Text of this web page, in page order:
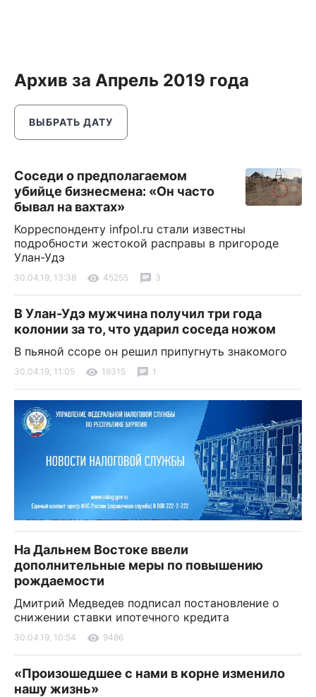
Архив за Апрель 2019 года
ВЫБРАТЬ ДАТУ
Соседи о предполагаемом
убийце бизнесмена: «Он часто
бывал на вахтах»
Корреспонденту infpol.ru стали известны
подробности жестокой расправы в пригороде
Улан-Удэ
30.04.19, 13:38 45255 3
В Улан-Удэ мужчина получил три года
колонии за то, что ударил соседа ножом
В пьяной ссоре он решил припугнуть знакомого
30.04.19, 11:05 19315 1
На Дальнем Востоке ввели
дополнительные меры по повышению
рождаемости
Дмитрий Медведев подписал постановление о
снижении ставки ипотечного кредита
30.04.19, 10:54 9486
«Произошедшее с нами в корне изменило
нашу жизнь»